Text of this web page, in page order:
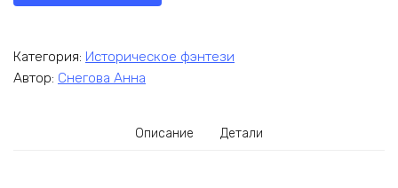
Категория: Историческое фэнтези
Автор: Снегова Анна
Описание Детали